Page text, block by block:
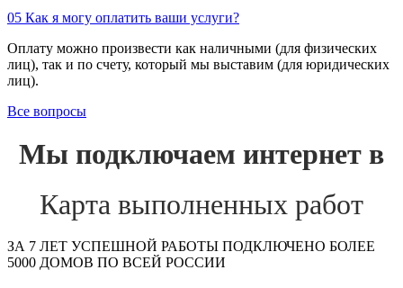
05 Как я могу оплатить ваши услуги?
Оплату можно произвести как наличными (для физических
лиц), так и по счету, который мы выставим (для юридических
лиц).
Все вопросы
Мы подключаем интернет в
Карта выполненных работ
ЗА 7 ЛЕТ УСПЕШНОЙ РАБОТЫ ПОДКЛЮЧЕНО БОЛЕЕ
5000 ДОМОВ ПО ВСЕЙ РОССИИ